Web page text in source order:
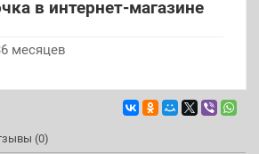
в интернет-магазине
месяцев
(0)